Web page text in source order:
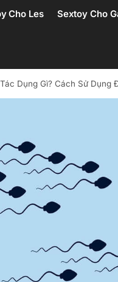
Cho Les Sextoy Cho
Dụng Gì? Cách Sử Dụng